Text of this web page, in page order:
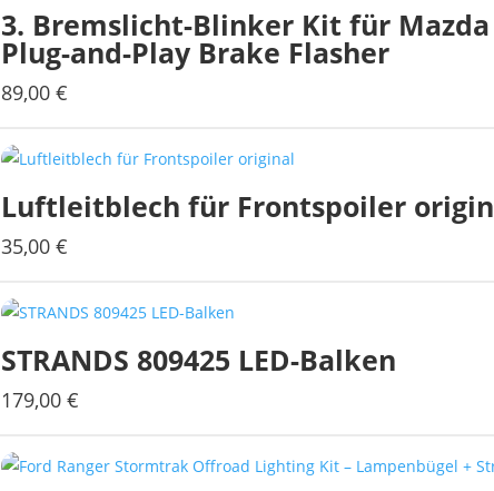
auf
der
Produktseite
3. Bremslicht-Blinker Kit für Mazda
Plug-and-Play Brake Flasher
89,00€
Luftleitblech für Frontspoiler
35,00€
weist
Varianten
können
STRANDS 809425 LED-Balken
179,00€